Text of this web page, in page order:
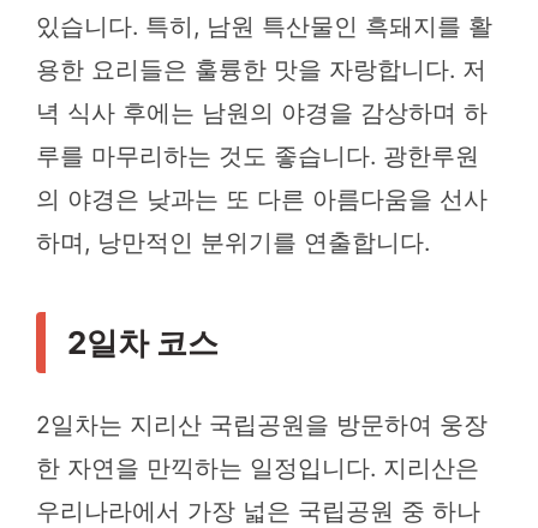
있습니다. 특히, 남원 특산물인 흑돼지를 활
용한 요리들은 훌륭한 맛을 자랑합니다. 저
녁 식사 후에는 남원의 야경을 감상하며 하
루를 마무리하는 것도 좋습니다. 광한루원
의 야경은 낮과는 또 다른 아름다움을 선사
하며, 낭만적인 분위기를 연출합니다.
2일차 코스
2일차는 지리산 국립공원을 방문하여 웅장
한 자연을 만끽하는 일정입니다. 지리산은
우리나라에서 가장 넓은 국립공원 중 하나